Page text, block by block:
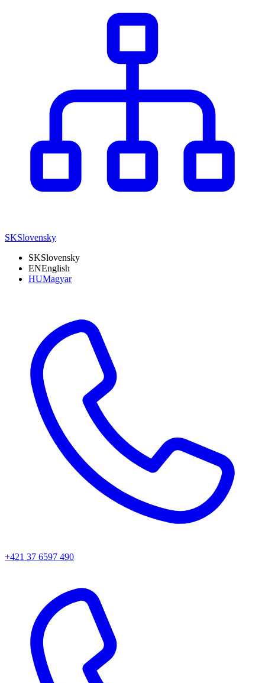
SKSlovensky
SKSlovensky
ENEnglish
HUMagyar
+421 37 6597 490